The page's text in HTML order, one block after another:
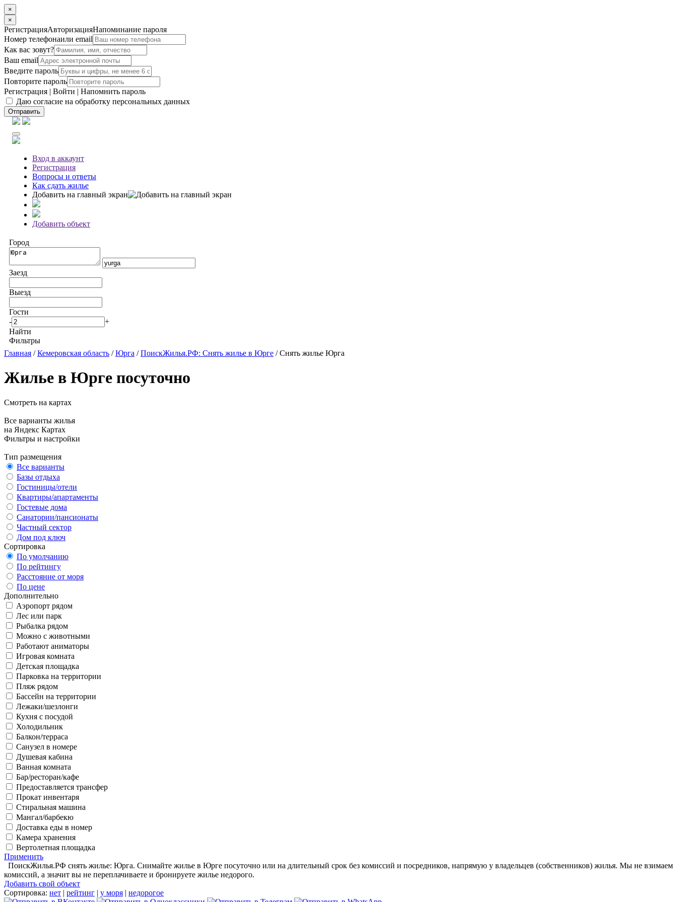
×
×
РегистрацияАвторизацияНапоминание пароля
Номер телефонаили email
Как вас зовут?
Ваш email
Введите пароль
Повторите пароль
Регистрация | Войти | Напомнить пароль
Даю согласие на обработку персональных данных
Отправить
Вход в аккаунт
Регистрация
Вопросы и ответы
Как сдать жилье
Добавить на главный экран
Добавить объект
Город
Заезд
Выезд
Гости
-
+
Найти
Фильтры
Главная /Кемеровская область /Юрга /ПоискЖилья.РФ: Снять жилье в Юрге / Снять жилье Юрга
Жилье в Юрге посуточно
Смотреть на картах
Все варианты жилья
на Яндекс Картах
Фильтры и настройки
Тип размещения
Все варианты
Базы отдыха
Гостиницы/отели
Квартиры/апартаменты
Гостевые дома
Санатории/пансионаты
Частный сектор
Дом под ключ
Сортировка
По умолчанию
По рейтингу
Расстояние от моря
По цене
Дополнительно
Аэропорт рядом
Лес или парк
Рыбалка рядом
Можно с животными
Работают аниматоры
Игровая комната
Детская площадка
Парковка на территории
Пляж рядом
Бассейн на территории
Лежаки/шезлонги
Кухня с посудой
Холодильник
Балкон/терраса
Санузел в номере
Душевая кабина
Ванная комната
Бар/ресторан/кафе
Предоставляется трансфер
Прокат инвентаря
Стиральная машина
Мангал/барбекю
Доставка еды в номер
Камера хранения
Вертолетная площадка
Применить
ПоискЖилья.РФ снять жилье: Юрга. Снимайте жилье в Юрге посуточно или на длительный срок без комиссий и посредников, напрямую у владельцев (собственников) жилья. Мы не взимаем
комиссий, а значит вы не переплачиваете и бронируете жилье недорого.
Добавить свой объект
Сортировка: нет | рейтинг | у моря | недорогое